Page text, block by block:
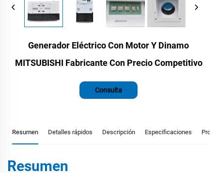
Generador Eléctrico Con Motor Y Dinamo
MITSUBISHI Fabricante Con Precio Competitivo
Consulta
Resumen Detalles rápidos Descripción Especificaciones
Resumen